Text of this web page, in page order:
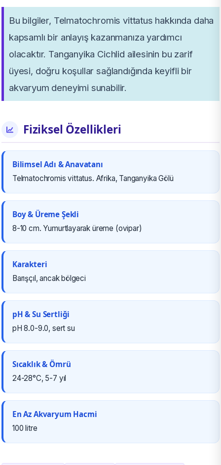
Bu bilgiler, Telmatochromis vittatus hakkında daha
kapsamlı bir anlayış kazanmanıza yardımcı
olacaktır. Tanganyika Cichlid ailesinin bu zarif
üyesi, doğru koşullar sağlandığında keyifli bir
akvaryum deneyimi sunabilir.
Fiziksel Özellikleri
Bilimsel Adı & Anavatanı
Telmatochromis vittatus. Afrika, Tanganyika Gölü
Boy & Üreme Şekli
8-10 cm. Yumurtlayarak üreme (ovipar)
Karakteri
Barışçıl, ancak bölgeci
pH & Su Sertliği
pH 8.0-9.0, sert su
Sıcaklık & Ömrü
24-28°C, 5-7 yıl
En Az Akvaryum Hacmi
100 litre